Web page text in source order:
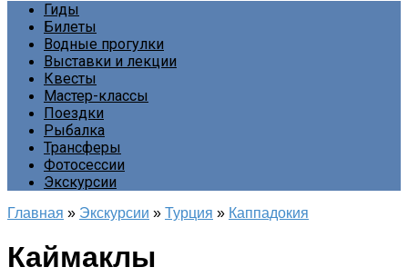
Гиды
Билеты
Водные прогулки
Выставки и лекции
Квесты
Мастер-классы
Поездки
Рыбалка
Трансферы
Фотосессии
Экскурсии
Главная » Экскурсии » Турция » Каппадокия
Каймаклы